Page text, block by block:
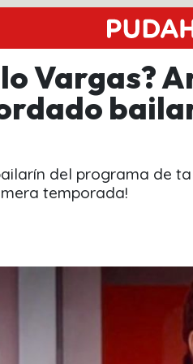
Vargas?
del programa de
temporada!